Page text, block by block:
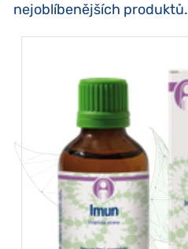
nejoblíbenějších produktů.